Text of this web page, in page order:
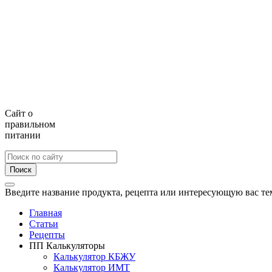
Сайт о
правильном
питании
Поиск
Введите название продукта, рецепта или интересующую вас
Главная
Статьи
Рецепты
ПП Калькуляторы
Калькулятор КБЖУ
Калькулятор ИМТ